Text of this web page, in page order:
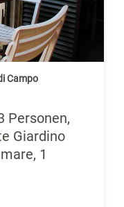
Campo
Personen,
Giardino
1